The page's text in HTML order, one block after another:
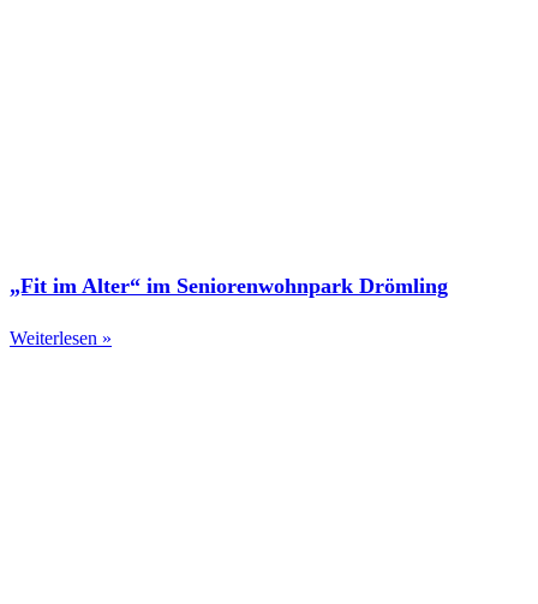
„Fit im Alter“ im Seniorenwohnpark Drömling
Weiterlesen »